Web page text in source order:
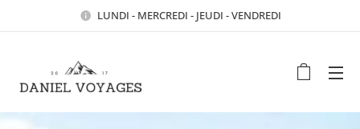
LUNDI - MERCREDI - JEUDI - VENDREDI